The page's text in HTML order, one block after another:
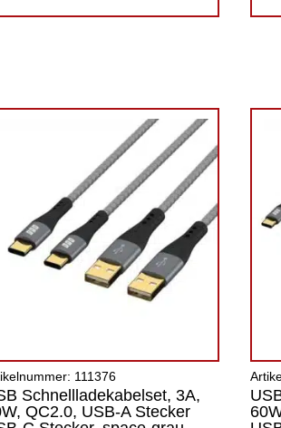
111376
Schnellladekabelset, 3A,
QC2.0, USB-A Stecker